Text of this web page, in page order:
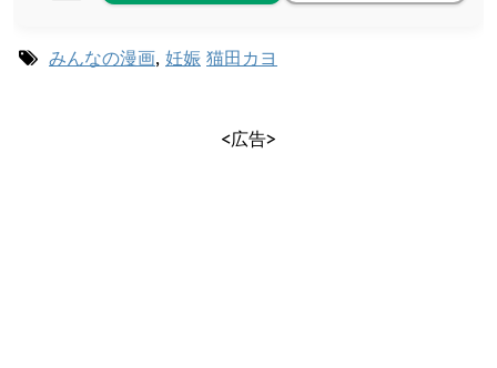
みんなの漫画, 妊娠 猫田カヨ
<広告>